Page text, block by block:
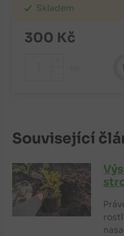
Skladem
300 Kč
Související